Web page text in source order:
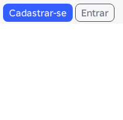
Cadastrar-se Entrar